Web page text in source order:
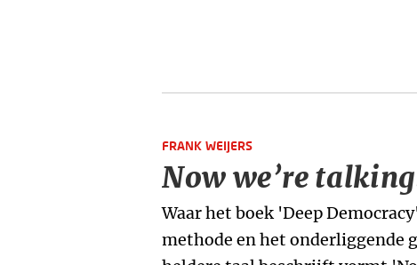
FRANK WEIJERS
Now we’re
Waar het boek 'Deep
methode en het onderliggende